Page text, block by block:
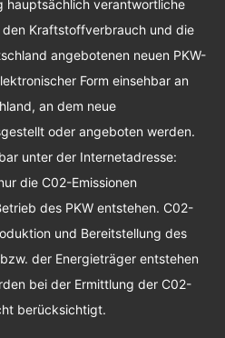
hauptsächlich verantwortliche
Kraftstoffverbrauch und die
angebotenen neuen PKW-
Form einsehbar an
an dem neue
oder angeboten werden.
unter der Internetadresse:
die C02-Emissionen
des PKW entstehen. C02-
und Bereitstellung des
der Energieträger entstehen
bei der Ermittlung der C02-
berücksichtigt.